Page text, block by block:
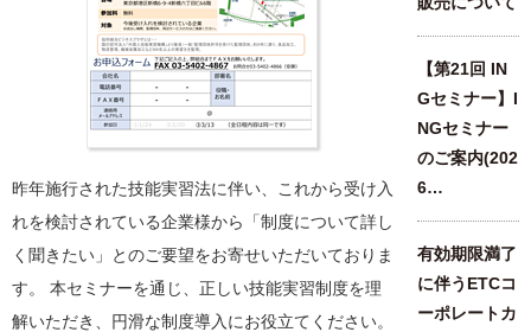
昨年施行された技能実習法に伴い、これから受け入
れを検討されている企業様から「制度について詳し
く聞きたい」とのご要望をお寄せいただいておりま
す。 本セミナーを通じ、正しい技能実習制度を理
解いただき、円滑な制度導入にお役立てください。
【第21回 IN
Gセミナー】I
NGセミナー
のご案内(202
6…
有効期限満了
に伴うETCコ
ーポレートカ